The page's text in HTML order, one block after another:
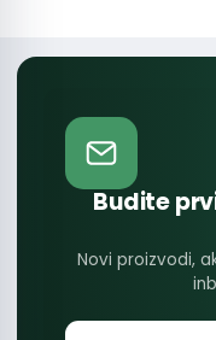
Budite
Novi proizvodi,